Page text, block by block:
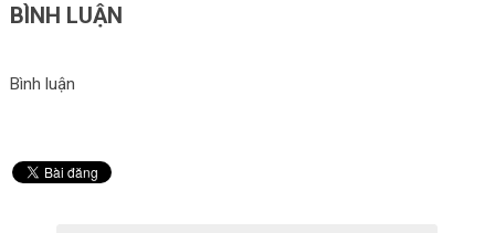
BÌNH LUẬN
Bình luận